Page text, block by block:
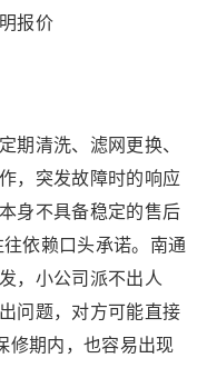
报价
期清洗、滤网更换、
，突发故障时的响应
身不具备稳定的售后
往依赖口头承诺。南通
，小公司派不出人
问题，对方可能直接
修期内，也容易出现